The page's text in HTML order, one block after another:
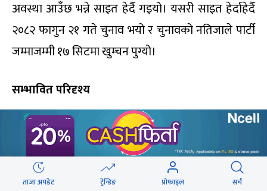
अवस्था आउँछ भन्ने साइत हेर्दै गइयो। यसरी साइत हेर्दाहेर्दै
२०८२ फागुन २१ गते चुनाव भयो र चुनावको नतिजाले पार्टी
जम्माजम्मी १७ सिटमा खुम्चन पुग्यो।
सम्भावित परिदृश्य
अब माओवादी वा नेकपाका सम्भावित परिदृश्यहरू के–के
हुन सक्छन्
ताजा अपडेट ट्रेन्डिङ प्रोफाइल सर्च